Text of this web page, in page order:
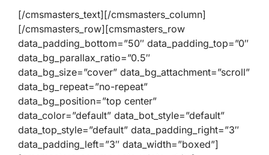
[/cmsmasters_text][/cmsmasters_column]
[/cmsmasters_row][cmsmasters_row
data_padding_bottom=”50″ data_padding_top=”0″
data_bg_parallax_ratio=”0.5″
data_bg_size=”cover” data_bg_attachment=”scroll”
data_bg_repeat=”no-repeat”
data_bg_position=”top center”
data_color=”default” data_bot_style=”default”
data_top_style=”default” data_padding_right=”3″
data_padding_left=”3″ data_width=”boxed”]